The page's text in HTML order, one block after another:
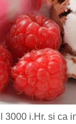
i.Hr. si ca